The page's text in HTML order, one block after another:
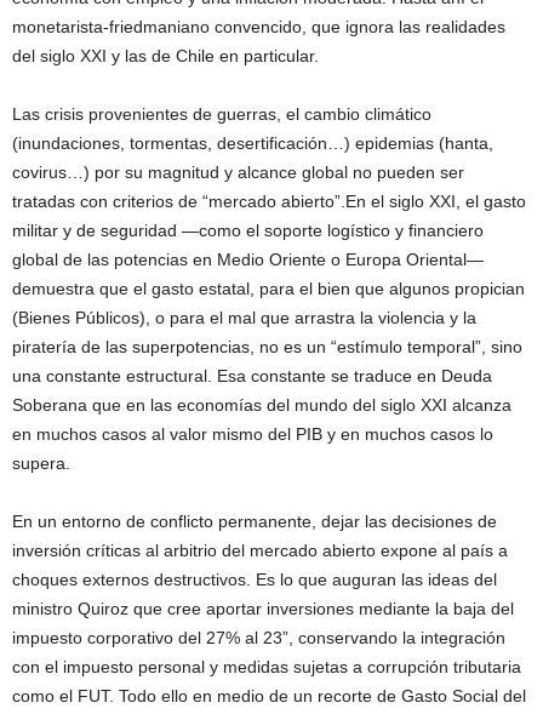
monetarista-friedmaniano convencido, que ignora las realidades
del siglo XXI y las de Chile en particular.
Las crisis provenientes de guerras, el cambio climático
(inundaciones, tormentas, desertificación…) epidemias (hanta,
covirus…) por su magnitud y alcance global no pueden ser
tratadas con criterios de “mercado abierto”.En el siglo XXI, el gasto
militar y de seguridad —como el soporte logístico y financiero
global de las potencias en Medio Oriente o Europa Oriental—
demuestra que el gasto estatal, para el bien que algunos propician
(Bienes Públicos), o para el mal que arrastra la violencia y la
piratería de las superpotencias, no es un “estímulo temporal”, sino
una constante estructural. Esa constante se traduce en Deuda
Soberana que en las economías del mundo del siglo XXI alcanza
en muchos casos al valor mismo del PIB y en muchos casos lo
supera.
En un entorno de conflicto permanente, dejar las decisiones de
inversión críticas al arbitrio del mercado abierto expone al país a
choques externos destructivos. Es lo que auguran las ideas del
ministro Quiroz que cree aportar inversiones mediante la baja del
impuesto corporativo del 27% al 23”, conservando la integración
con el impuesto personal y medidas sujetas a corrupción tributaria
como el FUT. Todo ello en medio de un recorte de Gasto Social del